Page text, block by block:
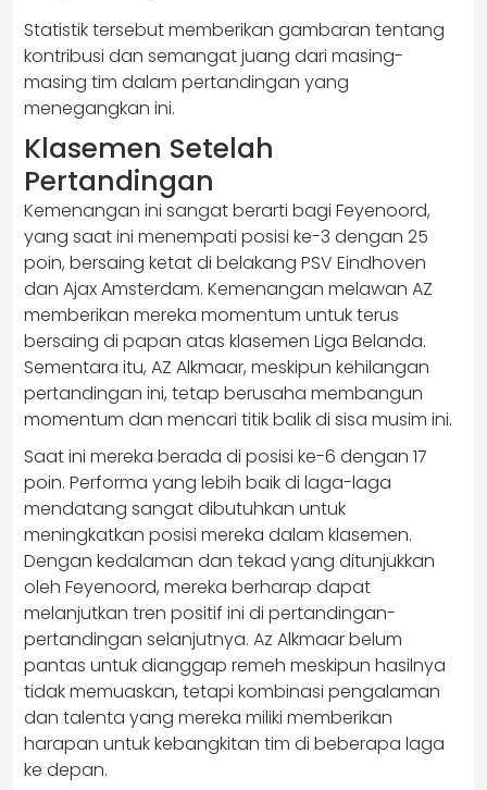
Statistik tersebut memberikan gambaran tentang
kontribusi dan semangat juang dari masing-
masing tim dalam pertandingan yang
menegangkan ini.
Klasemen Setelah
Pertandingan
Kemenangan ini sangat berarti bagi Feyenoord,
yang saat ini menempati posisi ke-3 dengan 25
poin, bersaing ketat di belakang PSV Eindhoven
dan Ajax Amsterdam. Kemenangan melawan AZ
memberikan mereka momentum untuk terus
bersaing di papan atas klasemen Liga Belanda.
Sementara itu, AZ Alkmaar, meskipun kehilangan
pertandingan ini, tetap berusaha membangun
momentum dan mencari titik balik di sisa musim ini.
Saat ini mereka berada di posisi ke-6 dengan 17
poin. Performa yang lebih baik di laga-laga
mendatang sangat dibutuhkan untuk
meningkatkan posisi mereka dalam klasemen.
Dengan kedalaman dan tekad yang ditunjukkan
oleh Feyenoord, mereka berharap dapat
melanjutkan tren positif ini di pertandingan-
pertandingan selanjutnya. Az Alkmaar belum
pantas untuk dianggap remeh meskipun hasilnya
tidak memuaskan, tetapi kombinasi pengalaman
dan talenta yang mereka miliki memberikan
harapan untuk kebangkitan tim di beberapa laga
ke depan.